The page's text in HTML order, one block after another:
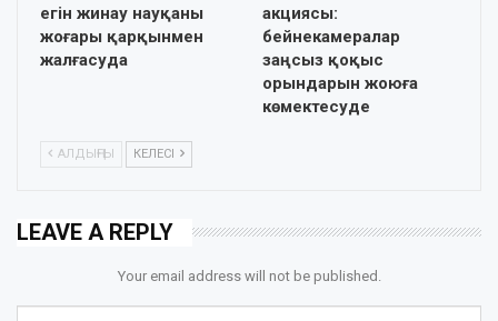
егін жинау науқаны
жоғары қарқынмен
жалғасуда
акциясы:
бейнекамералар
заңсыз қоқыс
орындарын жоюға
көмектесуде
АЛДЫҢҒЫ КЕЛЕСІ
LEAVE A REPLY
Your email address will not be published.